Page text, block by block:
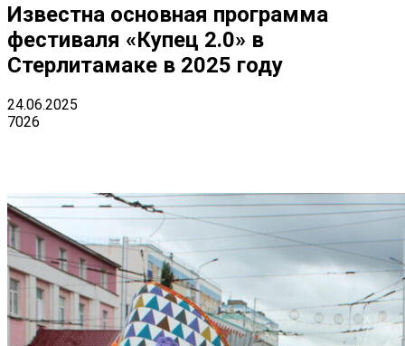
Известна основная программа
фестиваля «Купец 2.0» в
Стерлитамаке в 2025 году
24.06.2025
7026